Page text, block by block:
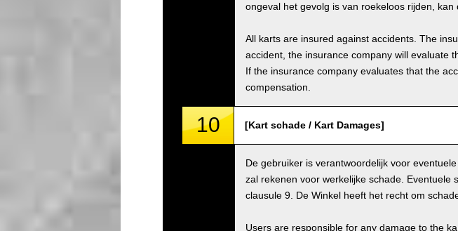
ongeval het gevolg is van roekeloos rijden,
All karts are insured against accidents. The
accident, the insurance company will evaluate
If the insurance company evaluates that the
compensation.
10 [Kart schade / Kart Damages]
De gebruiker is verantwoordelijk voor
zal rekenen voor werkelijke schade. Eventuele
clausule 9. De Winkel heeft het recht om
Users are responsible for any damage to the